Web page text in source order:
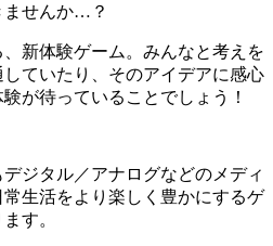
ませんか…？
、新体験ゲーム。みんなと考えを
ていたり、そのアイデアに感心
が待っていることでしょう！
ジタル／アナログなどのメディ
生活をより楽しく豊かにするゲ
す。